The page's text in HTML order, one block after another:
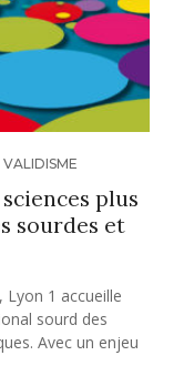
sciences plus
sourdes et
Lyon 1 accueille
sourd des
Avec un enjeu